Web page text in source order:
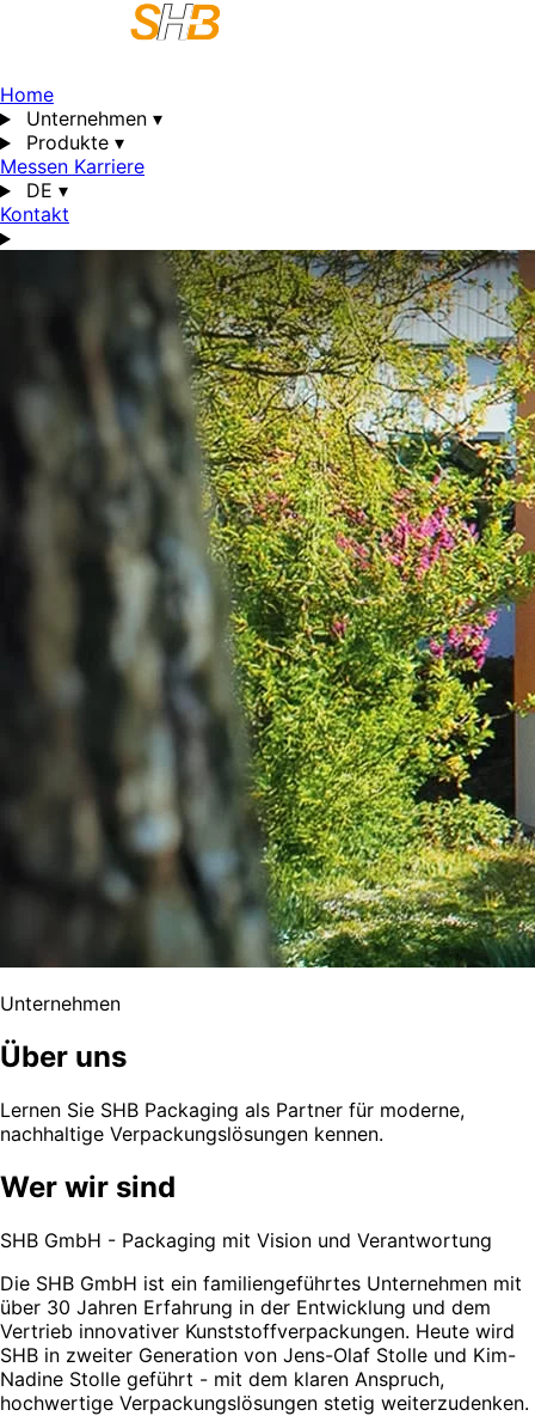
Home
Unternehmen ▾
Produkte ▾
Messen Karriere
DE ▾
Kontakt
Unternehmen
Über uns
Lernen Sie SHB Packaging als Partner für moderne,
nachhaltige Verpackungslösungen kennen.
Wer wir sind
SHB GmbH - Packaging mit Vision und Verantwortung
Die SHB GmbH ist ein familiengeführtes Unternehmen mit
über 30 Jahren Erfahrung in der Entwicklung und dem
Vertrieb innovativer Kunststoffverpackungen. Heute wird
SHB in zweiter Generation von Jens-Olaf Stolle und Kim-
Nadine Stolle geführt - mit dem klaren Anspruch,
hochwertige Verpackungslösungen stetig weiterzudenken.